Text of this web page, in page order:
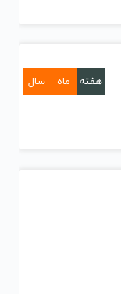
هفته ماه سال